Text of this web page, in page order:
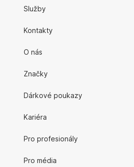
Služby
Kontakty
O nás
Značky
Dárkové poukazy
Kariéra
Pro profesionály
Pro média